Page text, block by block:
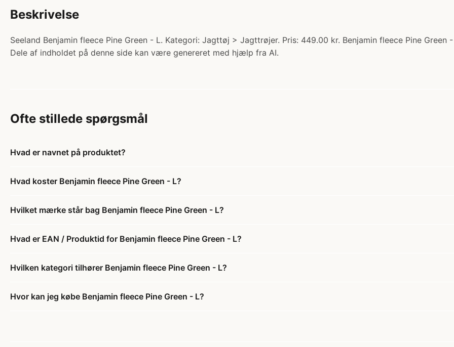
Beskrivelse
Seeland Benjamin fleece Pine Green - L. Kategori: Jagttøj > Jagttrøjer. Pris: 449.00 kr. Benjamin fleece Pine Green
Dele af indholdet på denne side kan være genereret med hjælp fra AI.
Ofte stillede spørgsmål
Hvad er navnet på produktet?
Hvad koster Benjamin fleece Pine Green - L?
Hvilket mærke står bag Benjamin fleece Pine Green - L?
Hvad er EAN / Produktid for Benjamin fleece Pine Green - L?
Hvilken kategori tilhører Benjamin fleece Pine Green - L?
Hvor kan jeg købe Benjamin fleece Pine Green - L?